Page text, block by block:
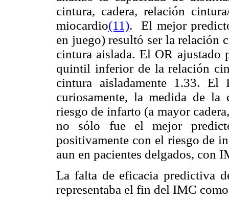
cintura, cadera, relación
miocardio(11). El mejor
en juego) resultó ser la relación
cintura aislada. El OR
quintil inferior de la relación
cintura aisladamente 1.33.
curiosamente, la medida de la
riesgo de infarto (a mayor
no sólo fue el mejor
positivamente con el riesgo de
aun en pacientes delgados, con
La falta de eficacia predictiva
representaba el fin del IMC